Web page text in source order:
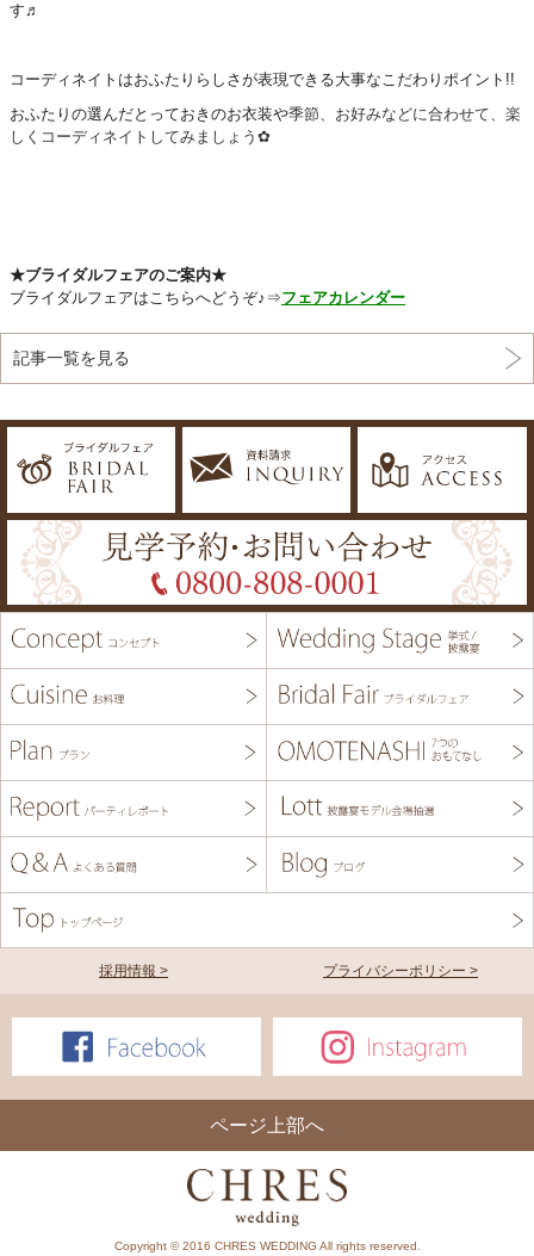
す♬
コーディネイトはおふたりらしさが表現できる大事なこだわりポイント!!
おふたりの選んだとっておきのお衣装や季節、お好みなどに合わせて、楽
しくコーディネイトしてみましょう✿
★ブライダルフェアのご案内★
ブライダルフェアはこちらへどうぞ♪⇒フェアカレンダー
記事一覧を見る
採用情報 > プライバシーポリシー >
ページ上部へ
Copyright © 2016 CHRES WEDDING All rights reserved.